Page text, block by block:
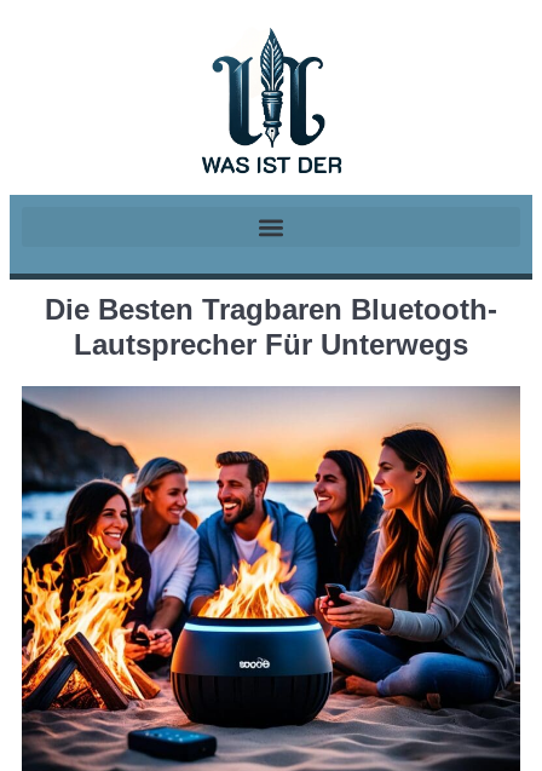
Die Besten Tragbaren Bluetooth-
Lautsprecher Für Unterwegs